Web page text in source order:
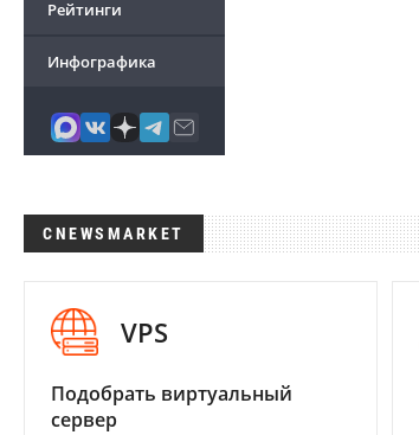
Рейтинги
Инфографика
CNEWSMARKET
VPS
Подобрать виртуальный
сервер